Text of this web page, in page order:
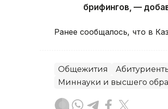
брифингов, —
Ранее сообщалось, что в
Общежития
Миннауки и высшего